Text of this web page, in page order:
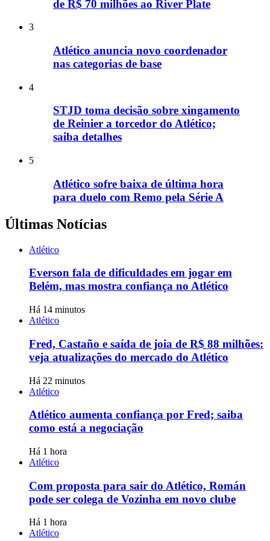
de R$ 70 milhões ao River Plate
3
Atlético anuncia novo coordenador
nas categorias de base
4
STJD toma decisão sobre xingamento
de Reinier a torcedor do Atlético;
saiba detalhes
5
Atlético sofre baixa de última hora
para duelo com Remo pela Série A
Últimas Notícias
Atlético
Everson fala de dificuldades em jogar em
Belém, mas mostra confiança no Atlético
Há 14 minutos
Atlético
Fred, Castaño e saída de joia de R$ 88 milhões:
veja atualizações do mercado do Atlético
Há 22 minutos
Atlético
Atlético aumenta confiança por Fred; saiba
como está a negociação
Há 1 hora
Atlético
Com proposta para sair do Atlético, Román
pode ser colega de Vozinha em novo clube
Há 1 hora
Atlético